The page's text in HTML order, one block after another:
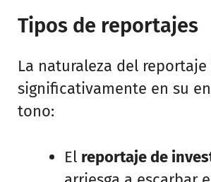
Tipos de reportajes
La naturaleza del
significativamente en su
tono:
El reportaje de